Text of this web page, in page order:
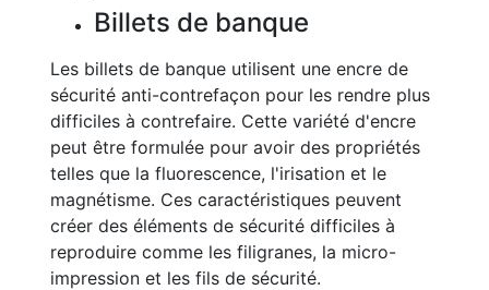
Billets de banque
Les billets de banque utilisent une encre de
sécurité anti-contrefaçon pour les rendre plus
difficiles à contrefaire. Cette variété d'encre
peut être formulée pour avoir des propriétés
telles que la fluorescence, l'irisation et le
magnétisme. Ces caractéristiques peuvent
créer des éléments de sécurité difficiles à
reproduire comme les filigranes, la micro-
impression et les fils de sécurité.